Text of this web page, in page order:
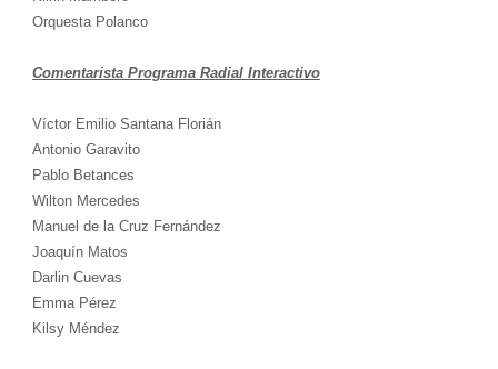
Orquesta Polanco
Comentarista Programa Radial Interactivo
Víctor Emilio Santana Florián
Antonio Garavito
Pablo Betances
Wilton Mercedes
Manuel de la Cruz Fernández
Joaquín Matos
Darlin Cuevas
Emma Pérez
Kilsy Méndez